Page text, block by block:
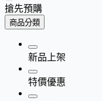
搶先預購
商品分類
新品上架
特價優惠